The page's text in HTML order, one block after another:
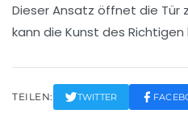
Dieser Ansatz öffnet die Tür
kann die Kunst des
TEILEN: TWITTER